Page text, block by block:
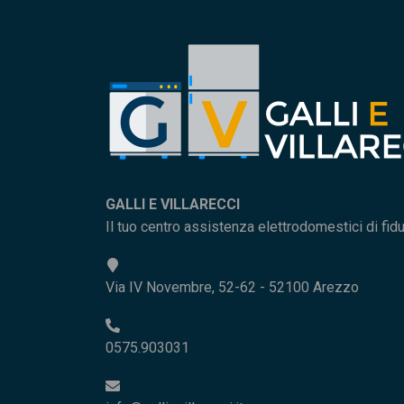
GALLI E VILLARECCI
Il tuo centro assistenza elettrodomestici di
Via IV Novembre, 52-62 - 52100 Arezzo
0575.903031